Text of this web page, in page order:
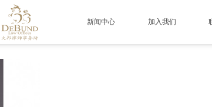
新闻中心 加入我们